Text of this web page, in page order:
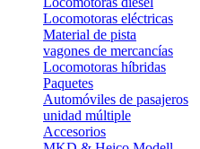
Locomotoras eléctricas
Material de pista
vagones de mercancías
Locomotoras híbridas
Paquetes
Automóviles de pasajeros
unidad múltiple
Accesorios